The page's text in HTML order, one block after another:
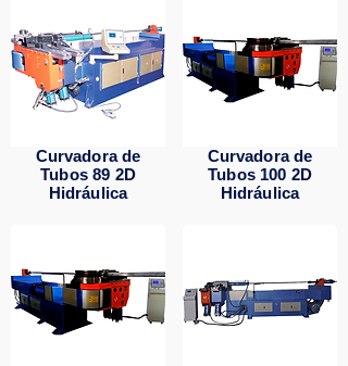
Curvadora de
Tubos 89 2D
Hidráulica
Curvadora de
Tubos 100 2D
Hidráulica